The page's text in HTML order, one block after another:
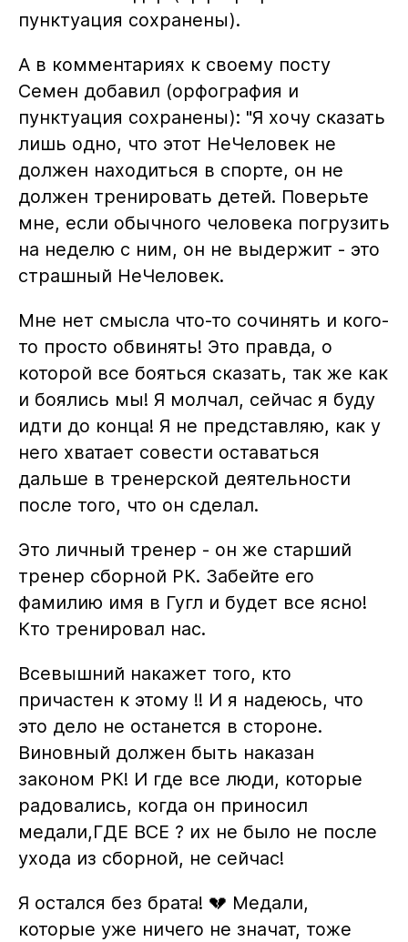
пунктуация сохранены).
А в комментариях к своему посту
Семен добавил (орфография и
пунктуация сохранены): "Я хочу сказать
лишь одно, что этот НеЧеловек не
должен находиться в спорте, он не
должен тренировать детей. Поверьте
мне, если обычного человека погрузить
на неделю с ним, он не выдержит - это
страшный НеЧеловек.
Мне нет смысла что-то сочинять и кого-
то просто обвинять! Это правда, о
которой все бояться сказать, так же как
и боялись мы! Я молчал, сейчас я буду
идти до конца! Я не представляю, как у
него хватает совести оставаться
дальше в тренерской деятельности
после того, что он сделал.
Это личный тренер - он же старший
тренер сборной РК. Забейте его
фамилию имя в Гугл и будет все ясно!
Кто тренировал нас.
Всевышний накажет того, кто
причастен к этому !! И я надеюсь, что
это дело не останется в стороне.
Виновный должен быть наказан
законом РК! И где все люди, которые
радовались, когда он приносил
медали,ГДЕ ВСЕ ? их не было не после
ухода из сборной, не сейчас!
Я остался без брата! 💔 Медали,
которые уже ничего не значат, тоже